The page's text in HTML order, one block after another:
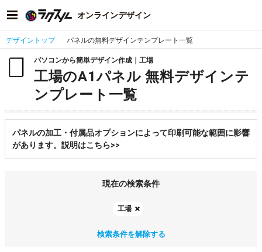
オンラインデザイン
デザイントップ パネルの無料デザインテンプレート一覧
パソコンから簡単デザイン作成｜工場
工場のA1パネル 無料デザインテ
ンプレート一覧
パネルの加工・付属品オプションによって印刷可能な範囲に影響
があります。説明はこちら>>
現在の検索条件
工場
検索条件を解除する